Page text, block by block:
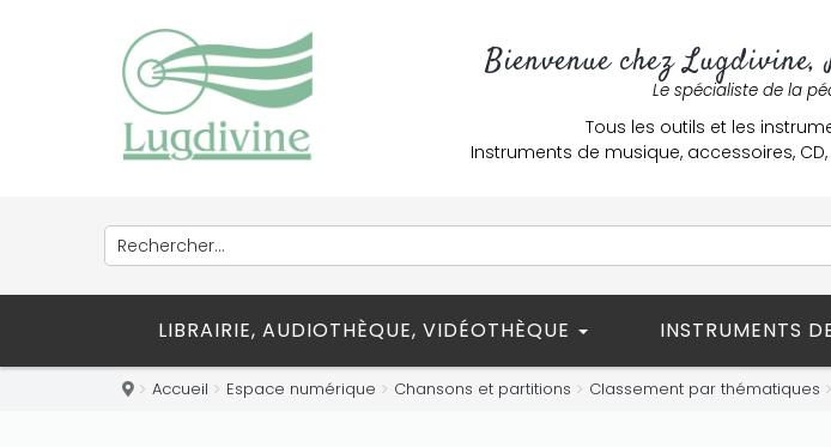
Bienvenue chez
Le spécialiste de la
Tous les outils et les
Instruments de musique, accessoires,
LIBRAIRIE, AUDIOTHÈQUE, VIDÉOTHÈQUE INSTRUMENTS
Accueil Espace numérique Chansons et partitions Classement par thématiques